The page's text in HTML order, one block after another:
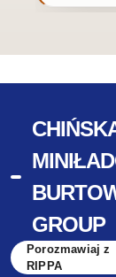
GROUP
Porozmawiaj z
RIPPA